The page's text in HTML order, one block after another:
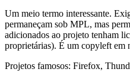
Um meio termo interessante.
permaneçam sob MPL, mas
adicionados ao projeto tenham
proprietárias). É um copyleft em
Projetos famosos: Firefox,